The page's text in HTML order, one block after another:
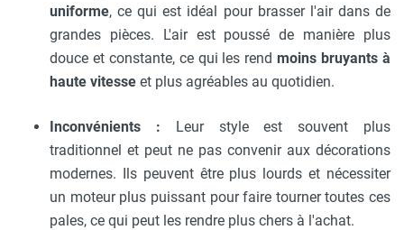
uniforme, ce qui est idéal pour brasser l'air dans de
grandes pièces. L'air est poussé de manière plus
douce et constante, ce qui les rendmoins bruyants à
haute vitesse et plus agréables au quotidien.
Inconvénients : Leur style est souvent plus
traditionnel et peut ne pas convenir aux décorations
modernes. Ils peuvent être plus lourds et nécessiter
un moteur plus puissant pour faire tourner toutes ces
pales, ce qui peut les rendre plus chers à l'achat.